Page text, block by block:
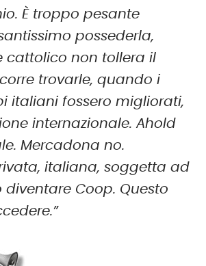
È troppo pesante
possederla,
cattolico non tollera il
trovarle, quando i
italiani fossero migliorati,
internazionale. Ahold
Mercadona no.
italiana, soggetta ad
Coop. Questo